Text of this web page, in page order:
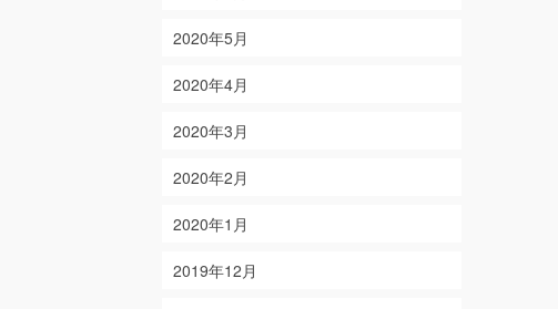
2020年5月
2020年4月
2020年3月
2020年2月
2020年1月
2019年12月